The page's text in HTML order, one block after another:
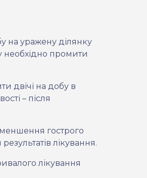
на уражену ділянку
необхідно промити
двічі на добу в
– після
гострого
лікування.
лікування